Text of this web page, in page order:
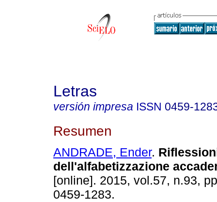
Letras
versión impresa ISSN 0459-
Resumen
ANDRADE, Ender.
dell'alfabetizzazione
[online]. 2015, vol.57, n.93,
0459-1283.